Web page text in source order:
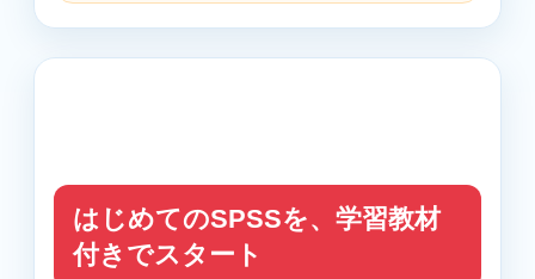
はじめてのSPSSを、学習教材
付きでスタート